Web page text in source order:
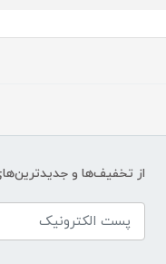
از تخفیف‌ها و